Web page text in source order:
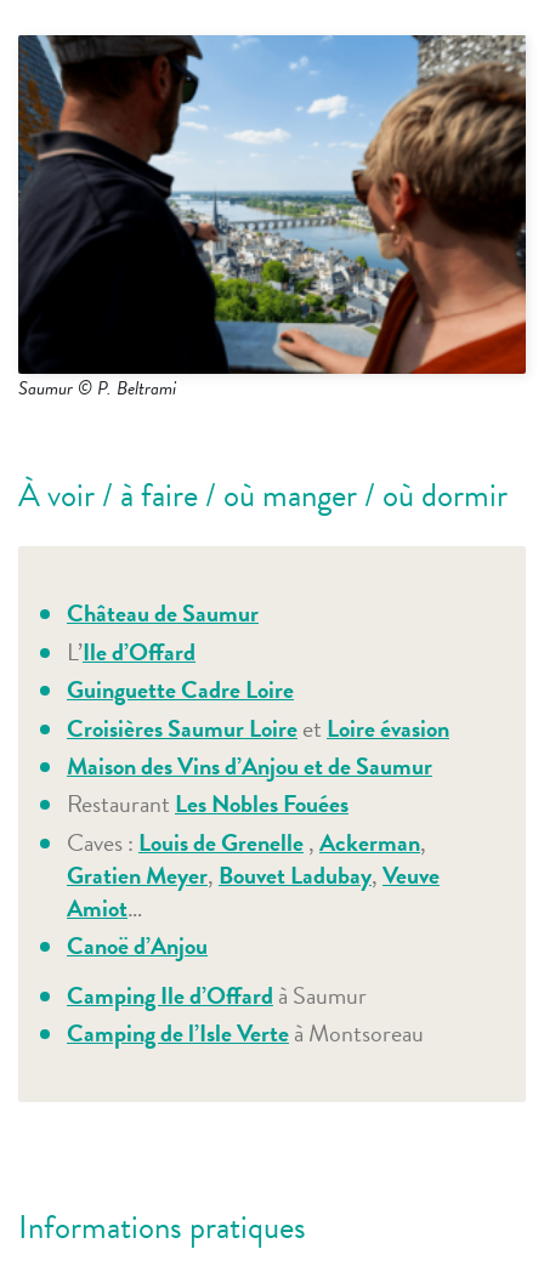
Saumur © P. Beltrami
À voir / à faire / où manger / où dormir
Château de Saumur
L’Ile d’Offard
Guinguette Cadre Loire
Croisières Saumur Loireet Loire évasion
Maison des Vins d’Anjou et de Saumur
RestaurantLes Nobles Fouées
Caves : Louis de Grenelle,Ackerman,
Gratien Meyer, Bouvet Ladubay,Veuve
Amiot…
Canoë d’Anjou
Camping Ile d’Offard à Saumur
Camping de l’Isle Verteà Montsoreau
Informations pratiques